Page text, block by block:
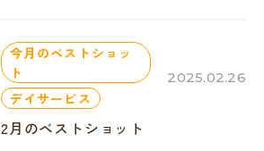
今月のベストショッ
ト
デイサービス
2025.02.26
2月のベストショット